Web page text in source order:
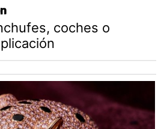
coches o